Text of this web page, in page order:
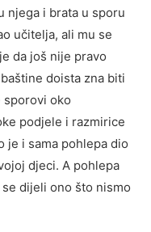
njega i brata u sporu
učitelja, ali mu se
da još nije pravo
doista zna biti
oko
podjele i razmirice
je i sama pohlepa dio
djeci. A pohlepa
dijeli ono što nismo